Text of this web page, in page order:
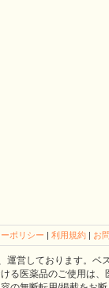
ポリシー | 利用規約 | お
営しております。ベ
る医薬品のご使用は